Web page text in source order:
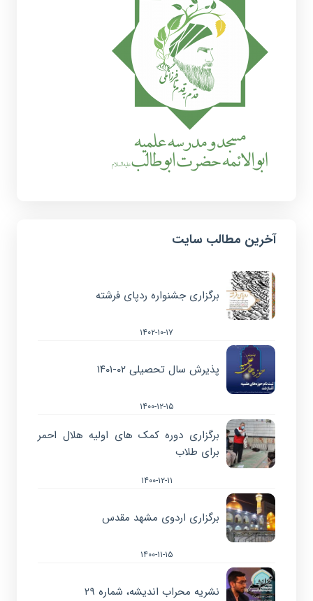
آخرین مطالب سایت
برگزاری جشنواره ردپای فرشته
۱۴۰۲-۱۰-۱۷
پذیرش سال تحصیلی ۰۲-۱۴۰۱
۱۴۰۰-۱۲-۱۵
برگزاری دوره کمک های اولیه هلال احمر
برای طلاب
۱۴۰۰-۱۲-۱۱
برگزاری اردوی مشهد مقدس
۱۴۰۰-۱۱-۱۵
نشریه محراب اندیشه، شماره ۲۹